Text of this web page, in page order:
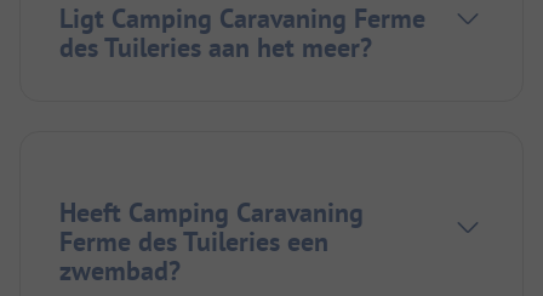
Ligt Camping Caravaning Ferme
des Tuileries aan het meer?
Heeft Camping Caravaning
Ferme des Tuileries een
zwembad?